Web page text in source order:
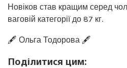
Новіков став кращим серед
ваговій категорії до 87 кг.
🖋️ Ольга Тодорова 🖋️
Поділитися цим: